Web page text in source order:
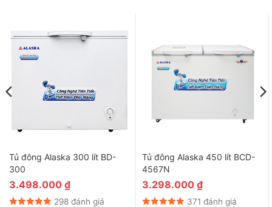
Tủ đông Alaska 300 lít BD-
300
3.498.000 ₫
298 đánh giá
Tủ đông Alaska 450 lít BCD-
4567N
3.298.000 ₫
371 đánh giá